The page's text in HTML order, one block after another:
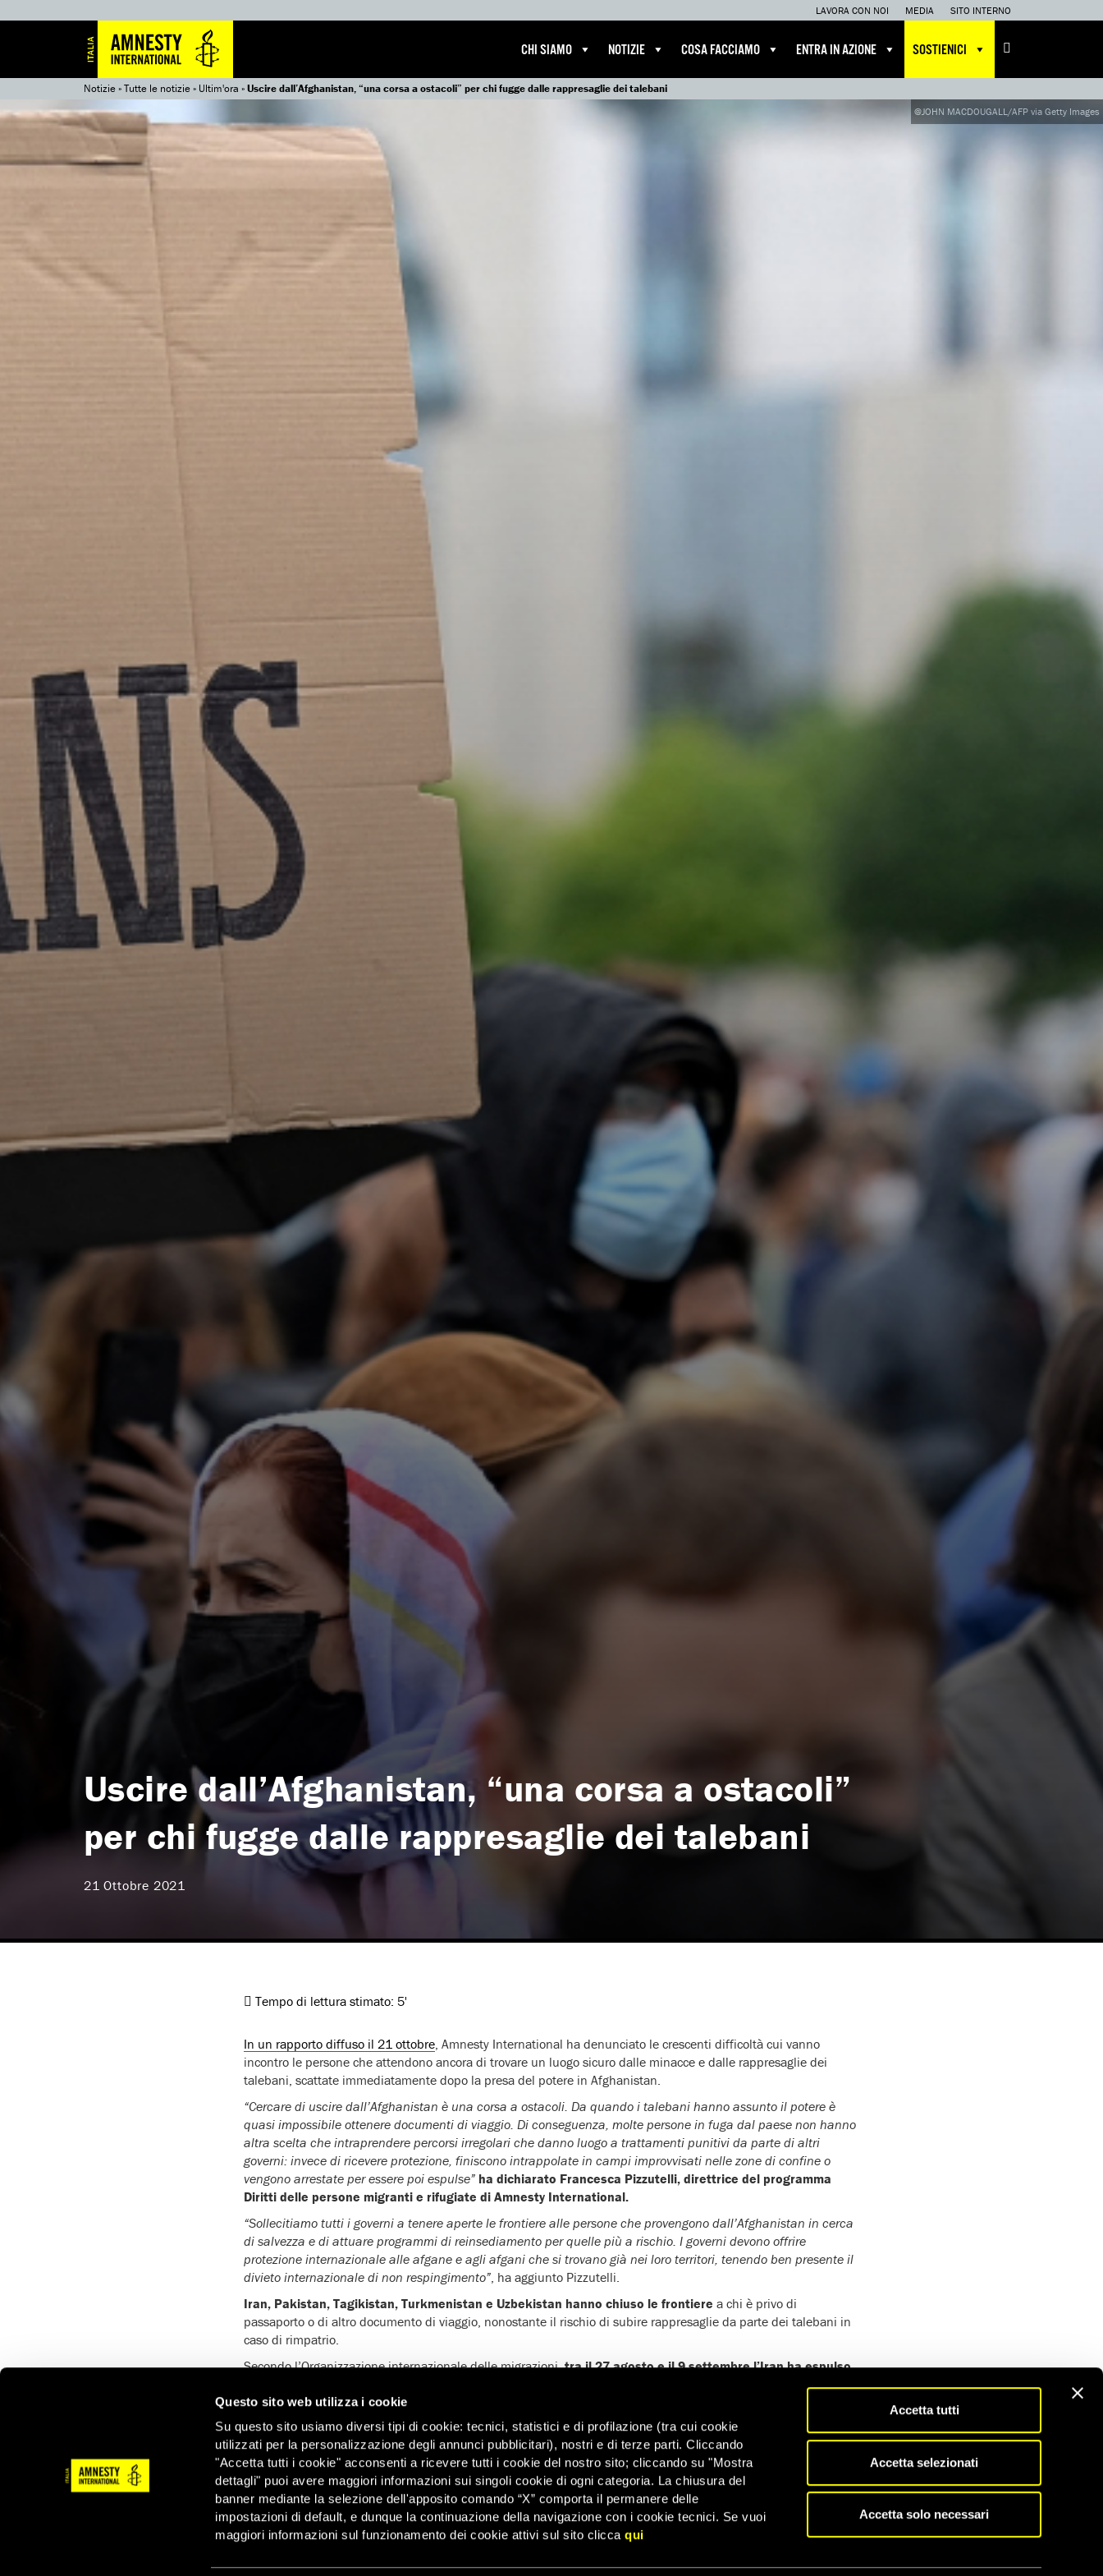
Questo sito web utilizza i cookie
Su questo sito usiamo diversi tipi di cookie: tecnici, statistici e di profilazione (tra cui cookie
utilizzati per la personalizzazione degli annunci pubblicitari), nostri e di terze parti. Cliccando
"Accetta tutti i cookie" acconsenti a ricevere tutti i cookie del nostro sito; cliccando su "Mostra
dettagli" puoi avere maggiori informazioni sui singoli cookie di ogni categoria. La chiusura del
banner mediante la selezione dell'apposito comando “X” comporta il permanere delle
impostazioni di default, e dunque la continuazione della navigazione con i cookie tecnici. Se vuoi
maggiori informazioni sul funzionamento dei cookie attivi sul sito cliccaqui
Accetta tutti
Accetta selezionati
Accetta solo necessari
LAVORA CON NOI MEDIA SITO INTERNO
CHI SIAMO NOTIZIE COSA FACCIAMO ENTRA IN AZIONE SOSTIENICI
Notizie»Tutte le notizie» Ultim'ora »Uscire dall’Afghanistan, “una corsa a ostacoli” per chi fugge dalle rappresaglie dei talebani
Uscire dall’Afghanistan, “una corsa a ostacoli”
per chi fugge dalle rappresaglie dei talebani
21 Ottobre 2021
@JOHN MACDOUGALL/AFP via Getty Images
Tempo di lettura stimato: 5'
In un rapporto diffuso il 21 ottobre , Amnesty International ha denunciato le crescenti difficoltà cui vanno
incontro le persone che attendono ancora di trovare un luogo sicuro dalle minacce e dalle rappresaglie dei
talebani, scattate immediatamente dopo la presa del potere in Afghanistan.
“Cercare di uscire dall’Afghanistan è una corsa a ostacoli. Da quando i talebani hanno assunto il potere è
quasi impossibile ottenere documenti di viaggio. Di conseguenza, molte persone in fuga dal paese non hanno
altra scelta che intraprendere percorsi irregolari che danno luogo a trattamenti punitivi da parte di altri
governi: invece di ricevere protezione, finiscono intrappolate in campi improvvisati nelle zone di confine o
vengono arrestate per essere poi espulse” ha dichiarato Francesca Pizzutelli, direttrice del programma
Diritti delle persone migranti e rifugiate di Amnesty International.
“Sollecitiamo tutti i governi a tenere aperte le frontiere alle persone che provengono dall’Afghanistan in cerca
di salvezza e di attuare programmi di reinsediamento per quelle più a rischio. I governi devono offrire
protezione internazionale alle afgane e agli afgani che si trovano già nei loro territori, tenendo ben presente il
divieto internazionale di non respingimento” , ha aggiunto Pizzutelli.
Iran, Pakistan, Tagikistan, Turkmenistan e Uzbekistan hanno chiuso le frontiere a chi è privo di
passaporto o di altro documento di viaggio, nonostante il rischio di subire rappresaglie da parte dei talebani in
caso di rimpatrio.
Secondo l’Organizzazione internazionale delle migrazioni,tra il 27 agosto e il 9 settembre l’Iran ha espulso
le autorità dell’Uzbekistan hanno dichiarato, il 20 agosto, di
aver rimpatriato 150 afgani a seguito di un accordo con i talebani.
La Turchia ha annunciato l’intenzione di estendere la lunghezza del muro al confine con l’Iran e le sue autorità
continuano a dare la caccia agli afgani privi di documenti per poi espellerli.
Amnesty International ha notato con estrema preoccupazione icontinui respingimenti di afgani da parte di
Bulgaria, Croazia e Grecia.In Poloniasono entrate in vigore nuove norme che rendono impossibile
attraversare irregolarmente la frontiera per chiedere asilo.
Un gruppo di 32 afgane e afgani si trova bloccato dal 19 agosto lungo la frontiera tra Polonia e Bielorussia,
sorvegliate da personale armato lungo le due frontiere, non hanno riparo adeguato, acqua potabile, cibo o